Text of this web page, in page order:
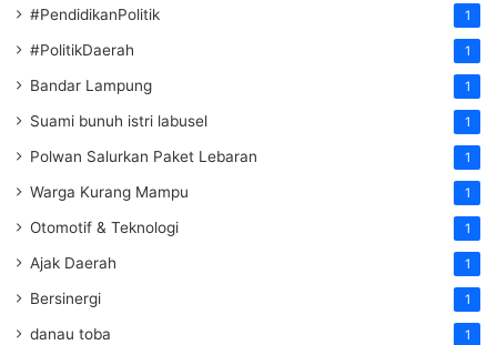
#PendidikanPolitik 1
#PolitikDaerah 1
Bandar Lampung 1
Suami bunuh istri labusel 1
Polwan Salurkan Paket Lebaran 1
Warga Kurang Mampu 1
Otomotif & Teknologi 1
Ajak Daerah 1
Bersinergi 1
danau toba 1